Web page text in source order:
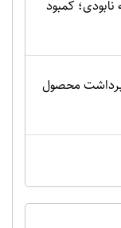
کمبود
برداشت محصول